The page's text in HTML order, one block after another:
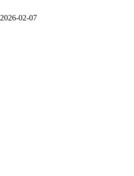
2026-02-07